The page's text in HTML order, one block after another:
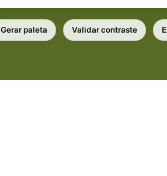
Gerar paleta Validar contraste